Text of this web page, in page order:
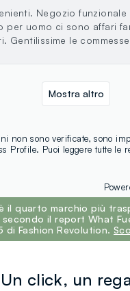
Negozio funzionale
per uomo ci sono affari
Gentilissime le commesse
non sono verificate, sono
Profile. Puoi leggere tutte le
Mostra altro
il quarto marchio più
il report What
di Fashion Revolution.
Un click, un